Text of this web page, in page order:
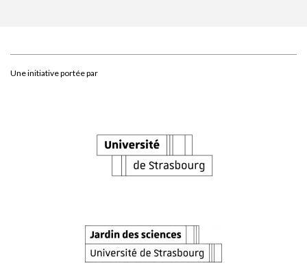
Une initiative portée par